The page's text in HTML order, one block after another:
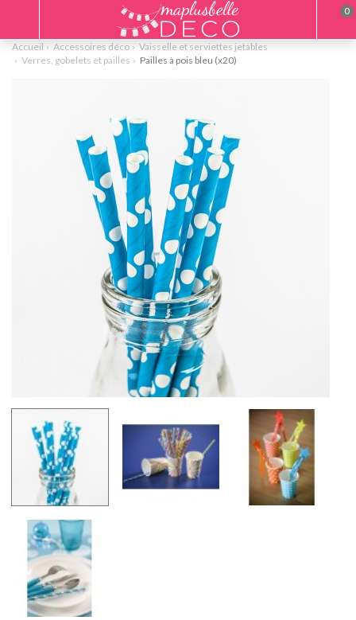
Accueil Accessoires déco
Vaisselle et serviettes jetables
Verres, gobelets et pailles
Pailles à pois bleu (x20)
0